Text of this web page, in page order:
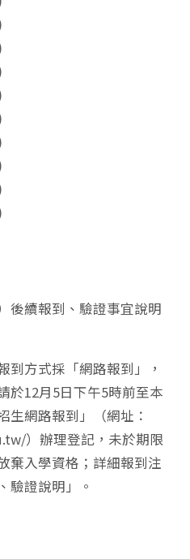
後續報到、驗證事宜說明
到方式採「網路報到」，
於12月5日下午5時前至本
生網路報到」（網址：
）辦理登記，未於期限
棄入學資格；詳細報到注
驗證說明」。